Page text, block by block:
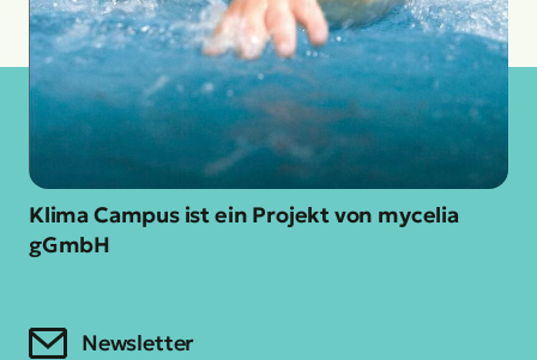
Klima Campus ist ein Projekt von mycelia
gGmbH
Newsletter